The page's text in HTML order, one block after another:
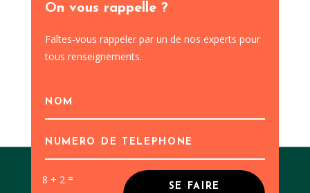
On vous rappelle ?
Faîtes-vous rappeler par un de nos experts pour
tous renseignements.
8 + 2 =
SE FAIRE